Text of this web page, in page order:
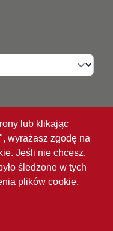
lub klikając
wyrażasz zgodę na
Jeśli nie chcesz,
śledzone w tych
plików cookie.
Wszelkie